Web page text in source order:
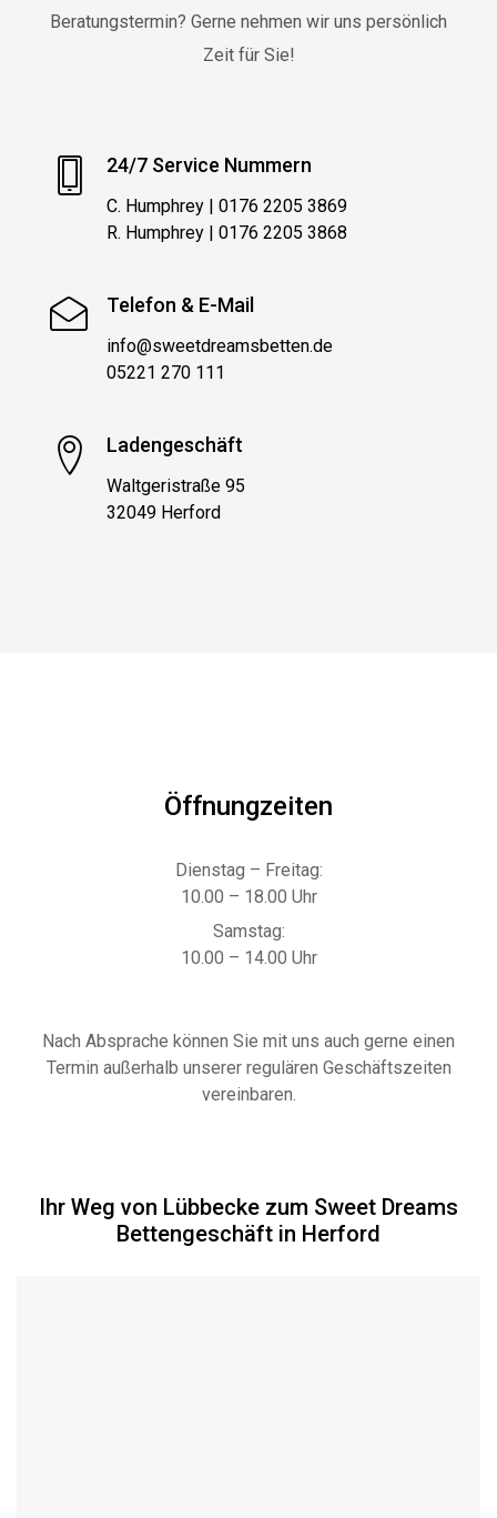
Beratungstermin? Gerne nehmen wir uns persönlich
Zeit für Sie!
24/7 Service Nummern
C. Humphrey | 0176 2205 3869
R. Humphrey | 0176 2205 3868
Telefon & E-Mail
info@sweetdreamsbetten.de
05221 270 111
Ladengeschäft
Waltgeristraße 95
32049 Herford
Öffnungzeiten
Dienstag – Freitag:
10.00 – 18.00 Uhr
Samstag:
10.00 – 14.00 Uhr
Nach Absprache können Sie mit uns auch gerne einen
Termin außerhalb unserer regulären Geschäftszeiten
vereinbaren.
Ihr Weg von Lübbecke zum Sweet Dreams
Bettengeschäft in Herford